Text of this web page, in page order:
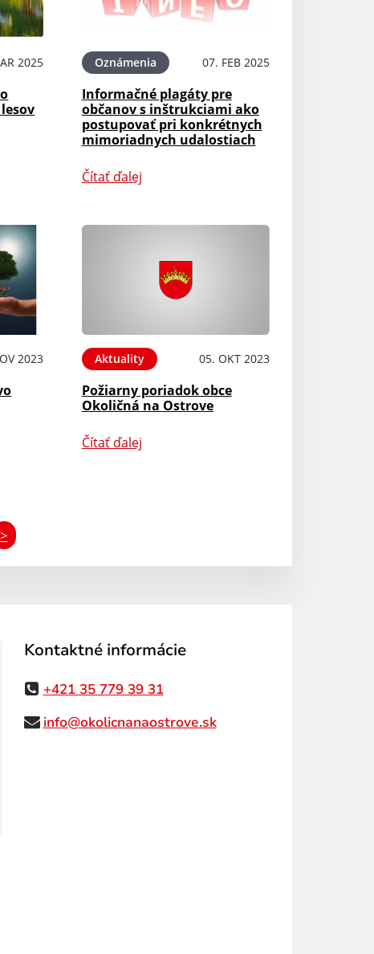
2025 Oznámenia 07. FEB 2025
Informačné plagáty pre
občanov s inštrukciami ako
postupovať pri konkrétnych
mimoriadnych udalostiach
Čítať ďalej
2023 Aktuality 05. OKT 2023
Požiarny poriadok obce
Okoličná na Ostrove
Čítať ďalej
>
Kontaktné informácie
+421 35 779 39 31
info@okolicnanaostrove.sk